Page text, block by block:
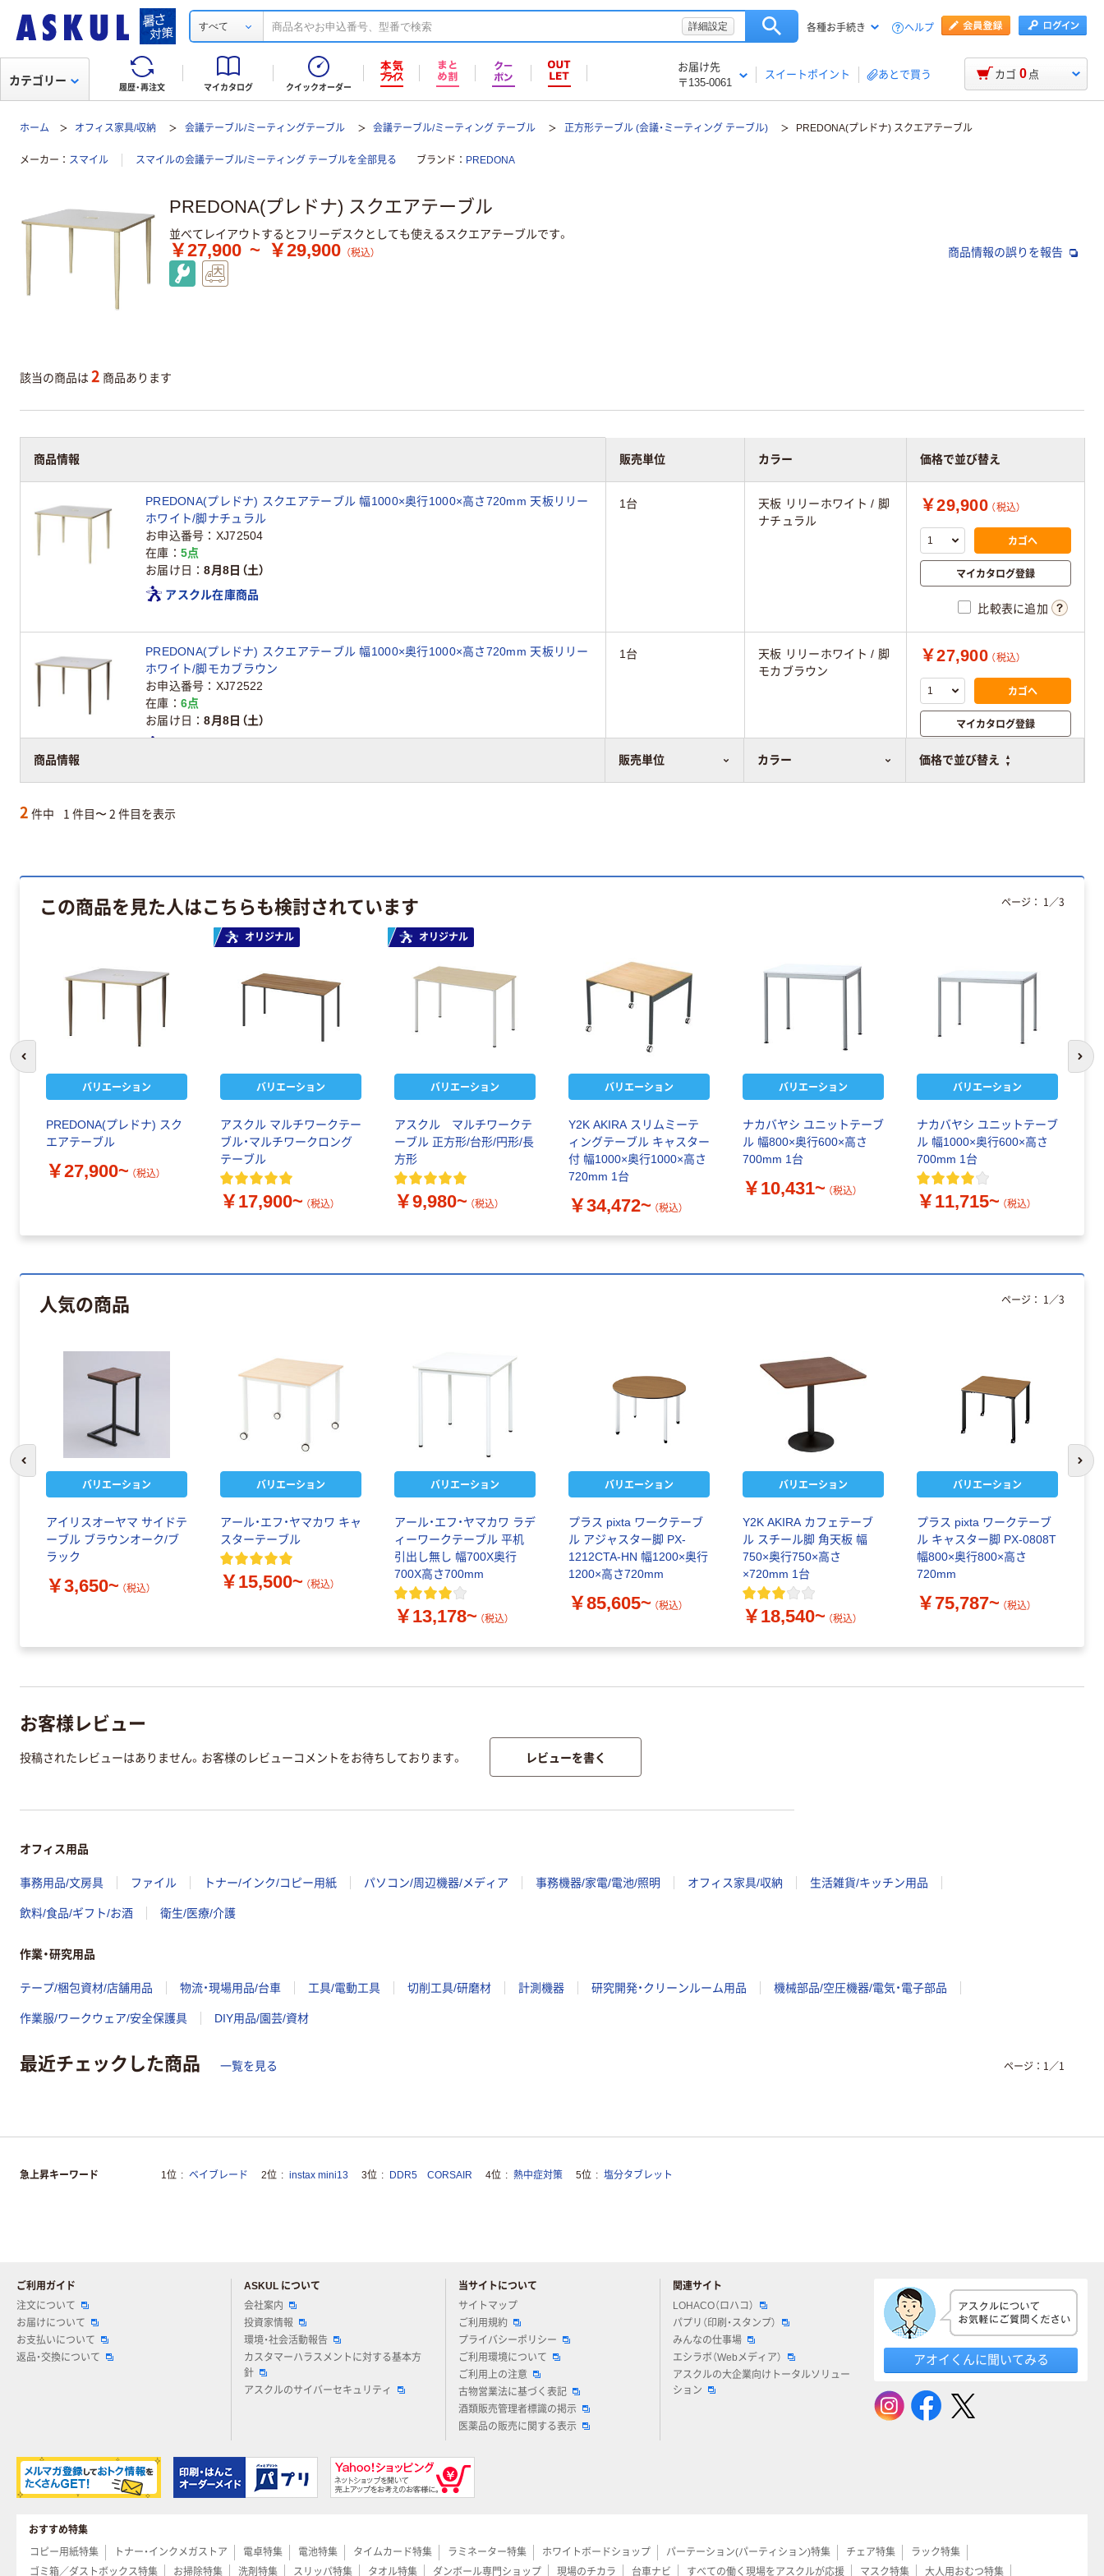
すべて 詳細設定 各種お手続き ヘルプ
履歴・再注文 マイカタログ クイックオーダー
お届け先
〒135-0061
スイートポイント あとで買う
カテゴリー カゴ 0 点
ホーム オフィス家具/収納 会議テーブル/ミーティングテーブル 会議テーブル/ミーティング テーブル 正方形テーブル (会議・ミーティング テーブル) PREDONA(プレドナ) スクエアテーブル
メーカー スマイル スマイルの会議テーブル/ミーティング テーブルを全部見る ブランド PREDONA
PREDONA(プレドナ) スクエアテーブル
並べてレイアウトするとフリーデスクとしても使えるスクエアテーブルです。
￥27,900 ~ ￥29,900 （税込） 商品情報の誤りを報告
該当の商品は 2 商品あります
商品情報 販売単位 カラー 価格で並び替え
商品情報 販売単位 カラー 価格で並び替え
PREDONA(プレドナ) スクエアテーブル 幅1000×奥行1000×高さ720mm 天板リリー
ホワイト/脚ナチュラル
お申込番号
XJ72504
在庫
5点
お届け日
8月8日（土）
アスクル在庫商品
1台
天板 リリーホワイト / 脚
ナチュラル
￥29,900 （税込）
カゴへ
マイカタログ登録
比較表に追加
PREDONA(プレドナ) スクエアテーブル 幅1000×奥行1000×高さ720mm 天板リリー
ホワイト/脚モカブラウン
お申込番号
XJ72522
在庫
6点
お届け日
8月8日（土）
1台
天板 リリーホワイト / 脚
モカブラウン
￥27,900 （税込）
カゴへ
マイカタログ登録
比較表に追加
2 件中 1 件目〜 2 件目を表示
この商品を見た人はこちらも検討されています
バリエーション
PREDONA(プレドナ) スク
エアテーブル
￥27,900~ （税込）
オリジナル
バリエーション
アスクル マルチワークテー
ブル・マルチワークロング
テーブル
￥17,900~ （税込）
オリジナル
バリエーション
アスクル マルチワークテ
ーブル 正方形/台形/円形/長
方形
￥9,980~ （税込）
バリエーション
Y2K AKIRA スリムミーテ
ィングテーブル キャスター
付 幅1000×奥行1000×高さ
720mm 1台
￥34,472~ （税込）
バリエーション
ナカバヤシ ユニットテーブ
ル 幅800×奥行600×高さ
700mm 1台
￥10,431~ （税込）
バリエーション
ナカバヤシ ユニットテーブ
ル 幅1000×奥行600×高さ
700mm 1台
￥11,715~ （税込）
ページ： 1 ／3
次
人気の商品
バリエーション
アイリスオーヤマ サイドテ
ーブル ブラウンオーク/ブ
ラック
￥3,650~ （税込）
バリエーション
アール・エフ・ヤマカワ キャ
スターテーブル
￥15,500~ （税込）
バリエーション
アール・エフ・ヤマカワ ラデ
ィーワークテーブル 平机
引出し無し 幅700X奥行
700X高さ700mm
￥13,178~ （税込）
バリエーション
プラス pixta ワークテーブ
ル アジャスター脚 PX-
1212CTA-HN 幅1200×奥行
1200×高さ720mm
￥85,605~ （税込）
バリエーション
Y2K AKIRA カフェテーブ
ル スチール脚 角天板 幅
750×奥行750×高さ
×720mm 1台
￥18,540~ （税込）
バリエーション
プラス pixta ワークテーブ
ル キャスター脚 PX-0808T
幅800×奥行800×高さ
720mm
￥75,787~ （税込）
ページ： 1 ／3
前のスライドへ 次
お客様レビュー
投稿されたレビューはありません。お客様のレビューコメントをお待ちしております。 レビューを書く
オフィス用品
事務用品/文房具 ファイル トナー/インク/コピー用紙 パソコン/周辺機器/メディア 事務機器/家電/電池/照明 オフィス家具/収納 生活雑貨/キッチン用品
飲料/食品/ギフト/お酒 衛生/医療/介護
作業・研究用品
テープ/梱包資材/店舗用品 物流・現場用品/台車 工具/電動工具 切削工具/研磨材 計測機器 研究開発・クリーンルーム用品 機械部品/空圧機器/電気・電子部品
作業服/ワークウェア/安全保護具 DIY用品/園芸/資材
最近チェックした商品 一覧を見る ページ： 1 ／1
急上昇キーワード 1位 ベイブレード 2位 instax mini13 3位 DDR5 CORSAIR 4位 熱中症対策 5位 塩分タブレット
ご利用ガイド
注文について
お届けについて
お支払いについて
返品・交換について
ASKUL について
会社案内
投資家情報
環境・社会活動報告
カスタマーハラスメントに対する基本方
針
アスクルのサイバーセキュリティ
当サイトについて
サイトマップ
ご利用規約
プライバシーポリシー
ご利用環境について
ご利用上の注意
古物営業法に基づく表記
酒類販売管理者標識の掲示
医薬品の販売に関する表示
関連サイト
LOHACO（ロハコ）
パプリ（印刷・スタンプ）
みんなの仕事場
エシラボ（Webメディア）
アスクルの大企業向けトータルソリュー
ション
アオイくんに聞いてみる
おすすめ特集
コピー用紙特集
トナー・インクメガストア 電卓特集 電池特集 タイムカード特集 ラミネーター特集 ホワイトボードショップ パーテーション(パーティション)特集 チェア特集
ラック特集
ゴミ箱／ダストボックス特集
お掃除特集 洗剤特集 スリッパ特集 タオル特集 ダンボール専門ショップ 現場のチカラ 台車ナビ すべての働く現場をアスクルが応援 マスク特集 大人用おむつ特集